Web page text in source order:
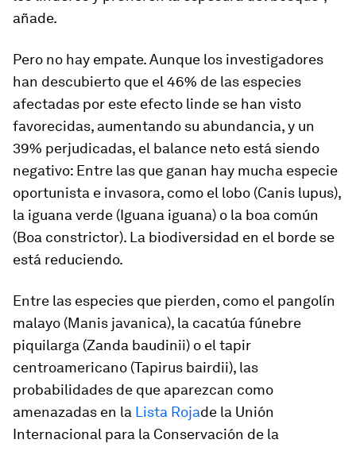
añade.
Pero no hay empate. Aunque los investigadores
han descubierto que el 46% de las especies
afectadas por este efecto linde se han visto
favorecidas, aumentando su abundancia, y un
39% perjudicadas, el balance neto está siendo
negativo: Entre las que ganan hay mucha especie
oportunista e invasora, como el lobo (Canis lupus),
la iguana verde (Iguana iguana) o la boa común
(Boa constrictor). La biodiversidad en el borde se
está reduciendo.
Entre las especies que pierden, como el pangolín
malayo (Manis javanica), la cacatúa fúnebre
piquilarga (Zanda baudinii) o el tapir
centroamericano (Tapirus bairdii), las
probabilidades de que aparezcan como
amenazadas en la Lista Rojade la Unión
Internacional para la Conservación de la